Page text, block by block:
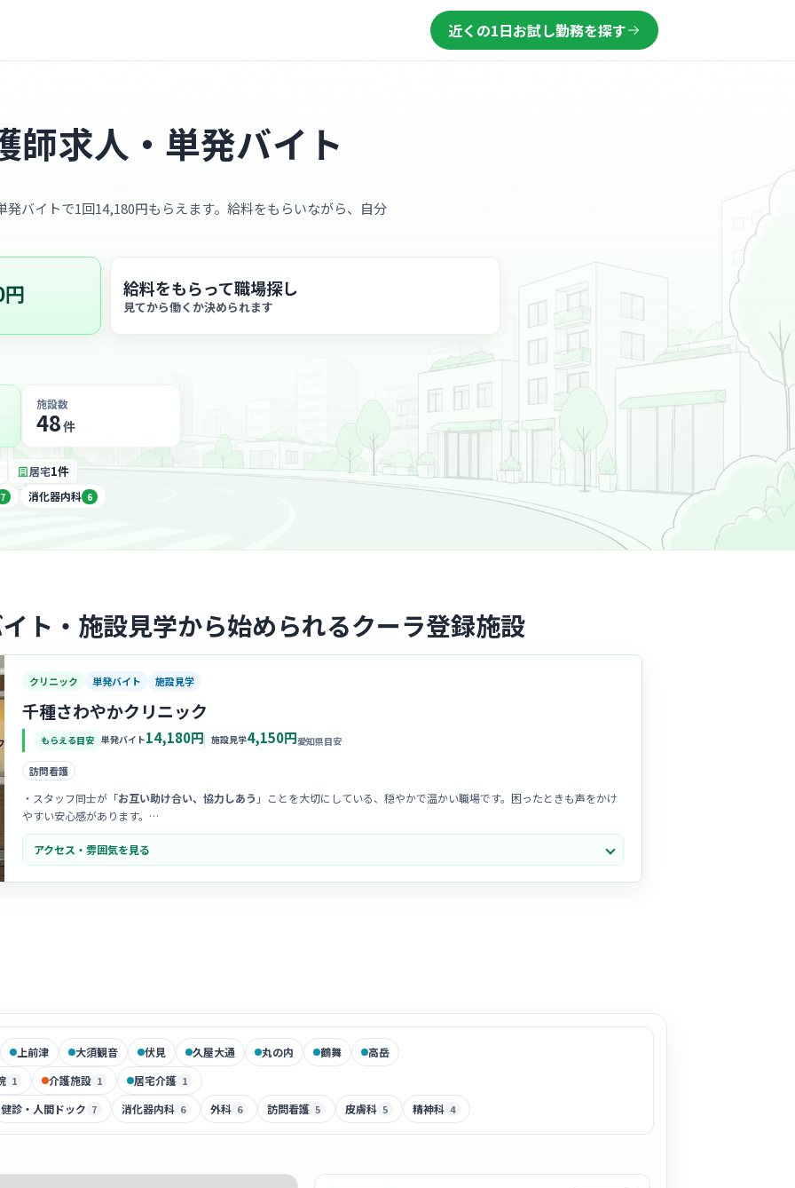
近くの1日お試し勤務を探す
師求人・単発バイト
発バイトで1回14,180円もらえます。給料をもらいながら、自分
給料をもらって職場探し
見てから働くか決められます
施設数
48件
居宅1件
7 消化器内科 6
ト・施設見学から始められるクーラ登録施設
クリニック 単発バイト 施設見学
千種さわやかクリニック
もらえる目安 単発バイト14,180円 施設見学4,150円愛知県目安
訪問看護
・スタッフ同士が「お互い助け合い、協力しあう 」ことを大切にしている、穏やかで温かい職場です。困ったときも声をかけ
やすい安心感があります。
・地域の皆様に親しまれる「
」を目指しており、患者様一人ひとりと丁寧に向き合えるアッ
トホームな雰囲気です。
アクセス・雰囲気を見る
上前津 大須観音 伏見 久屋大通 丸の内 鶴舞
高岳
1 介護施設 1 居宅介護 1
健診・人間ドック 7 消化器内科 6 外科 6 訪問看護 5 皮膚科 5 精神科 4